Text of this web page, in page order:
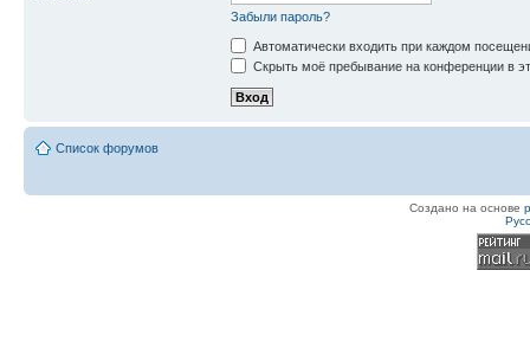
Забыли пароль?
Автоматически входить при каждом
Скрыть моё пребывание на конференции в
Список форумов
Создано на основе